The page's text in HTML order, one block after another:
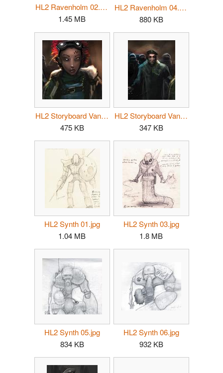
HL2 Ravenholm 02.jpg
1.45 MB
HL2 Ravenholm 04.jpg
880 KB
HL2 Storyboard Vance AlyxOnly.jpg
475 KB
HL2 Storyboard Vance VanceOnly.jpg
347 KB
HL2 Synth 01.jpg
1.04 MB
HL2 Synth 03.jpg
1.8 MB
HL2 Synth 05.jpg
834 KB
HL2 Synth 06.jpg
932 KB